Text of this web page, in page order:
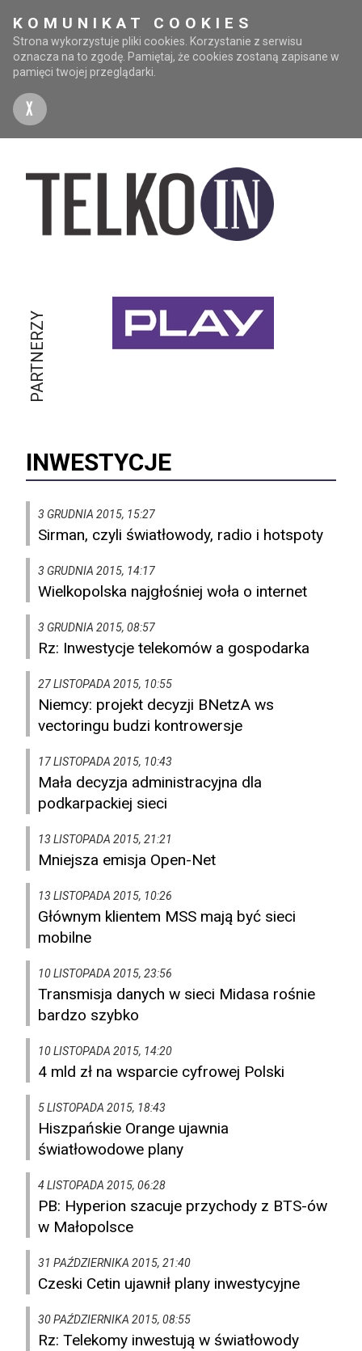
KOMUNIKAT COOKIES
Strona wykorzystuje pliki cookies. Korzystanie z serwisu
oznacza na to zgodę. Pamiętaj, że cookies zostaną zapisane w
pamięci twojej przeglądarki.
X
PARTNERZY
INWESTYCJE
3 GRUDNIA 2015, 15:27
Sirman, czyli światłowody, radio i hotspoty
3 GRUDNIA 2015, 14:17
Wielkopolska najgłośniej woła o internet
3 GRUDNIA 2015, 08:57
Rz: Inwestycje telekomów a gospodarka
27 LISTOPADA 2015, 10:55
Niemcy: projekt decyzji BNetzA ws
vectoringu budzi kontrowersje
17 LISTOPADA 2015, 10:43
Mała decyzja administracyjna dla
podkarpackiej sieci
13 LISTOPADA 2015, 21:21
Mniejsza emisja Open-Net
13 LISTOPADA 2015, 10:26
Głównym klientem MSS mają być sieci
mobilne
10 LISTOPADA 2015, 23:56
Transmisja danych w sieci Midasa rośnie
bardzo szybko
10 LISTOPADA 2015, 14:20
4 mld zł na wsparcie cyfrowej Polski
5 LISTOPADA 2015, 18:43
Hiszpańskie Orange ujawnia
światłowodowe plany
4 LISTOPADA 2015, 06:28
PB: Hyperion szacuje przychody z BTS-ów
w Małopolsce
31 PAŹDZIERNIKA 2015, 21:40
Czeski Cetin ujawnił plany inwestycyjne
30 PAŹDZIERNIKA 2015, 08:55
Rz: Telekomy inwestują w światłowody